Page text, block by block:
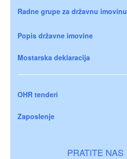
Radne grupe za državnu imovinu
Popis državne imovine
Mostarska deklaracija
OHR tenderi
Zaposlenje
PRATITE NAS